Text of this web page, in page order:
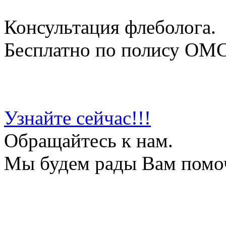
Консультация флеболога.
Бесплатно по полису
Узнайте сейчас!!!
Обращайтесь к нам.
Мы будем рады Вам